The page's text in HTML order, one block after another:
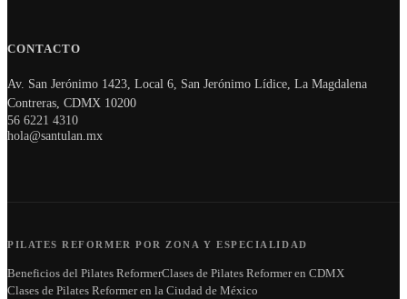
CONTACTO
Av. San Jerónimo 1423, Local 6, San Jerónimo Lídice, La Magdalena
Contreras, CDMX 10200
56 6221 4310
hola@santulan.mx
PILATES REFORMER POR ZONA Y ESPECIALIDAD
Beneficios del Pilates ReformerClases de Pilates Reformer en CDMX
Clases de Pilates Reformer en la Ciudad de México